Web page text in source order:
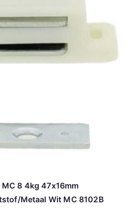
8 4kg 47x16mm
Metaal Wit MC 8102B